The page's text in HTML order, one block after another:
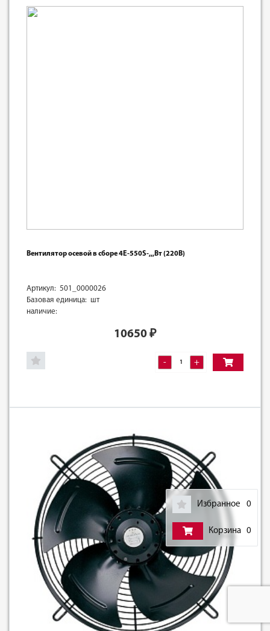
Избранное 0
Корзина 0
Вентилятор осевой в сборе 4E-550S-,,,Вт (220В)
Артикул: 501_0000026
Базовая единица: шт
наличие:
10650 ₽
- +